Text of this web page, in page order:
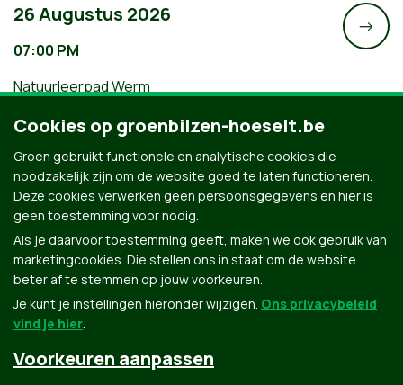
26 Augustus 2026
07:00 PM
Natuurleerpad Werm
Groene Augustuswandeling:
Natuurleerpad Werm
->
Groen.be
Cookies op groenbilzen-hoeselt.be
Groen gebruikt functionele en analytische cookies die
noodzakelijk zijn om de website goed te laten functioneren.
Deze cookies verwerken geen persoonsgegevens en hier is
geen toestemming voor nodig.
Als je daarvoor toestemming geeft, maken we ook gebruik van
marketingcookies. Die stellen ons in staat om de website
beter af te stemmen op jouw voorkeuren.
Je kunt je instellingen hieronder wijzigen. Ons privacybeleid
vind je hier.
Voorkeuren aanpassen